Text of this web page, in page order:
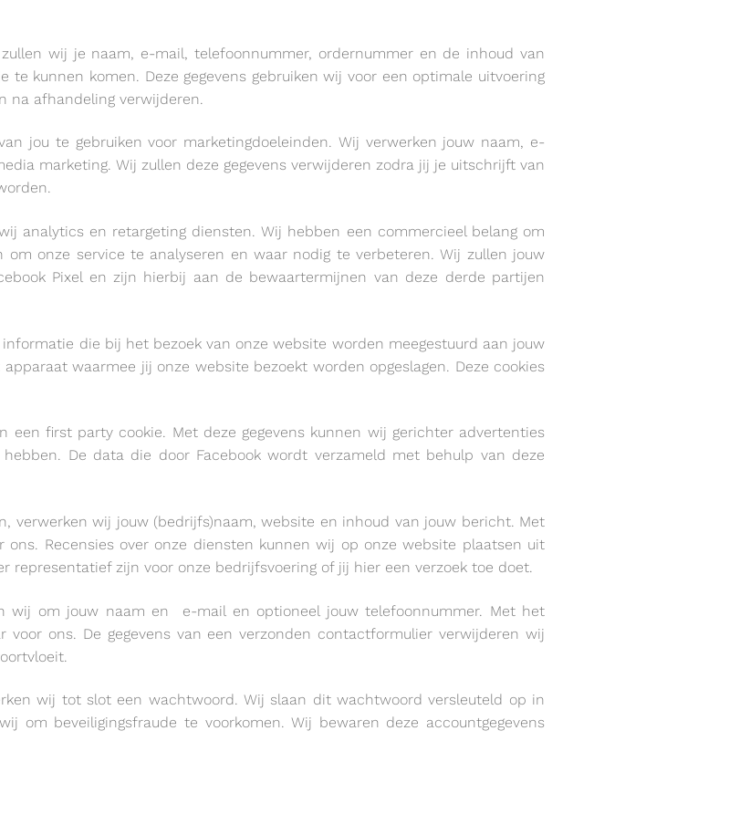
wij je naam, e-mail, telefoonnummer, ordernummer en de inhoud van
kunnen komen. Deze gegevens gebruiken wij voor een optimale uitvoering
na afhandeling verwijderen.
jou te gebruiken voor marketingdoeleinden. Wij verwerken jouw naam, e-
marketing. Wij zullen deze gegevens verwijderen zodra jij je uitschrijft van
analytics en retargeting diensten. Wij hebben een commercieel belang om
om onze service te analyseren en waar nodig te verbeteren. Wij zullen jouw
Pixel en zijn hierbij aan de bewaartermijnen van deze derde partijen
die bij het bezoek van onze website worden meegestuurd aan jouw
waarmee jij onze website bezoekt worden opgeslagen. Deze cookies
een first party cookie. Met deze gegevens kunnen wij gerichter advertenties
De data die door Facebook wordt verzameld met behulp van deze
verwerken wij jouw (bedrijfs)naam, website en inhoud van jouw bericht. Met
Recensies over onze diensten kunnen wij op onze website plaatsen uit
zijn voor onze bedrijfsvoering of jij hier een verzoek toe doet.
wij om jouw naam en
e-mail en optioneel jouw telefoonnummer. Met het
ons. De gegevens van een verzonden contactformulier verwijderen wij
wij tot slot een wachtwoord. Wij slaan dit wachtwoord versleuteld op in
om beveiligingsfraude te voorkomen. Wij bewaren deze accountgegevens